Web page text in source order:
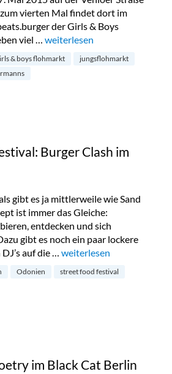
vierten Mal findet dort im
der Girls & Boys
viel … „Mädchen- und
weiterlesen
& boys flohmarkt
jungsflohmarkt
Burger Clash im
gibt es ja mittlerweile wie Sand
ist immer das Gleiche:
entdecken und sich
gibt es noch ein paar lockere
auf die … „Street-Food-Festival:
weiterlesen
Odonien
street food festival
im Black Cat Berlin